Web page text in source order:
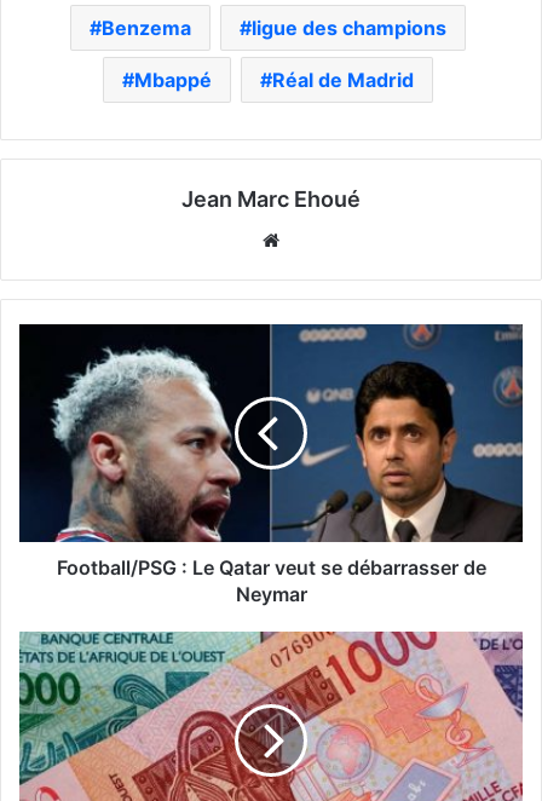
Benzema ligue des champions
Mbappé Réal de Madrid
Jean Marc Ehoué
Football/PSG : Le Qatar veut se débarrasser de
Neymar